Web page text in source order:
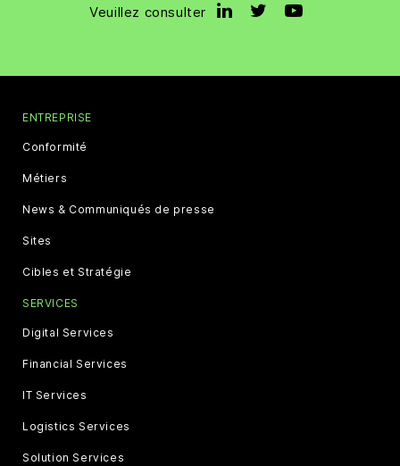
Veuillez consulter
ENTREPRISE
Conformité
Métiers
News & Communiqués de presse
Sites
Cibles et Stratégie
SERVICES
Digital Services
Financial Services
IT Services
Logistics Services
Solution Services